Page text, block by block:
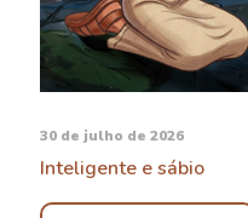
30 de julho de 2026
Inteligente e sábio